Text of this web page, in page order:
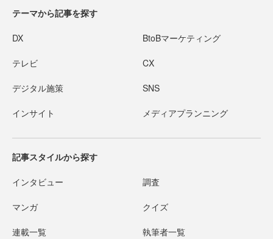
テーマから記事を探す
DX BtoBマーケティング
テレビ CX
デジタル施策 SNS
インサイト メディアプランニング
記事スタイルから探す
インタビュー 調査
マンガ クイズ
連載一覧 執筆者一覧